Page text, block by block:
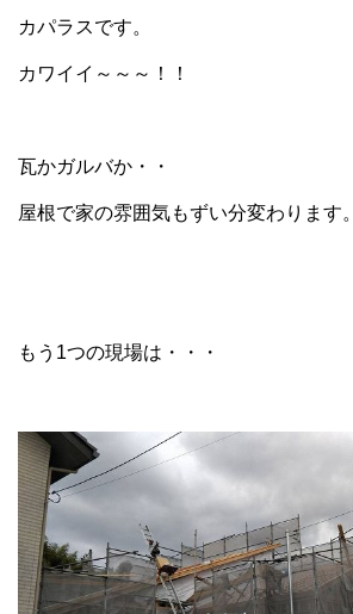
カパラスです。
カワイイ～～～！！
瓦かガルバか・・
屋根で家の雰囲気もずい分変わります。
もう1つの現場は・・・